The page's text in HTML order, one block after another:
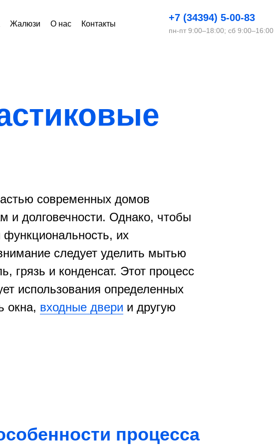
Жалюзи О нас Контакты
+7 (34394) 5-00-83
пн-пт 9:00–18:00; сб 9:00–16:00
современных домов
и долговечности. Однако, чтобы
функциональность, их
следует уделить мытью
грязь и конденсат. Этот процесс
использования определенных
окна, входные двери и другую
процесса